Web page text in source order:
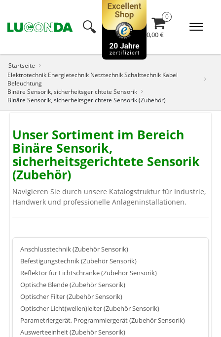
🔍︎ 0,00 €
Startseite
Elektrotechnik Energietechnik Netztechnik Schalttechnik Kabel
Beleuchtung
Binäre Sensorik, sicherheitsgerichtete Sensorik
Binäre Sensorik, sicherheitsgerichtete Sensorik (Zubehör)
Unser Sortiment im Bereich
Binäre Sensorik,
sicherheitsgerichtete Sensorik
(Zubehör)
Navigieren Sie durch unsere Katalogstruktur für Industrie,
Handwerk und professionelle Anlageninstallationen.
Anschlusstechnik (Zubehör Sensorik)
Befestigungstechnik (Zubehör Sensorik)
Reflektor für Lichtschranke (Zubehör Sensorik)
Optische Blende (Zubehör Sensorik)
Optischer Filter (Zubehör Sensorik)
Optischer Licht(wellen)leiter (Zubehör Sensorik)
Parametriergerät, Programmiergerät (Zubehör Sensorik)
Auswerteeinheit (Zubehör Sensorik)